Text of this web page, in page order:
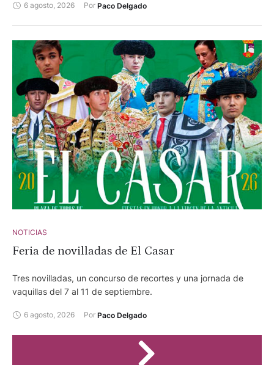
6 agosto, 2026 Por Paco Delgado
NOTICIAS
Feria de novilladas de El Casar
Tres novilladas, un concurso de recortes y una jornada de
vaquillas del 7 al 11 de septiembre.
6 agosto, 2026 Por Paco Delgado